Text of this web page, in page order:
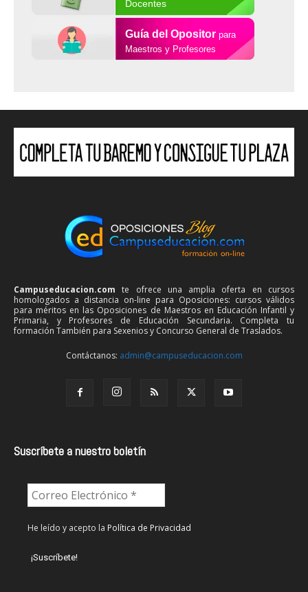
Docentes
Guía del Opositor para
Maestros y Profesores
Campuseducacion.com te ofrece una amplia oferta en cursos
homologados a distancia on-line para Oposiciones: cursos válidos
para méritos en las Oposiciones de Maestros en Educación Infantil y
Primaria, y Profesores de Educación Secundaria. Completa tu
formación También para Sexenios y Concurso General de Traslados.
Contáctanos: admin@campuseducacion.com
Suscríbete a nuestro boletín
He leído y acepto la Política de Privacidad